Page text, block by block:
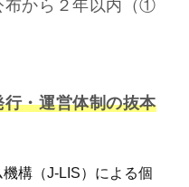
から２年以内（①
・運営体制の抜本
構（J-LIS）による個